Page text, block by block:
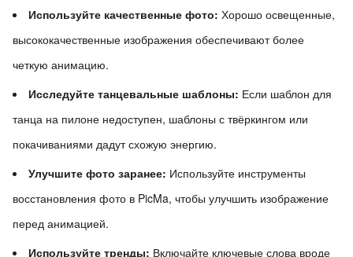
Используйте качественные фото: Хорошо освещенные,
высококачественные изображения обеспечивают более
четкую анимацию.
Исследуйте танцевальные шаблоны: Если шаблон для
танца на пилоне недоступен, шаблоны с твёркингом или
покачиваниями дадут схожую энергию.
Улучшите фото заранее: Используйте инструменты
восстановления фото в PicMa, чтобы улучшить изображение
перед анимацией.
Используйте тренды: Включайте ключевые слова вроде